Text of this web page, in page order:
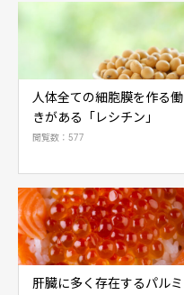
人体全ての細胞膜を作る働
きがある「レシチン」
閲覧数：577
肝臓に多く存在するパルミ